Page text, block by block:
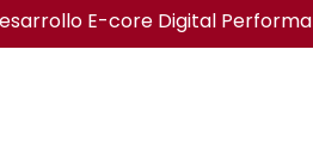
E-core Digital